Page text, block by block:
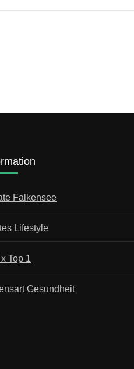
Falkensee
Lifestyle
Top 1
Gesundheit